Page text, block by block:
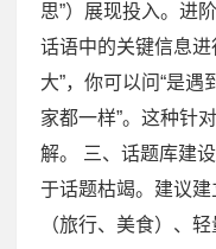
思”）展现投入。进
话语中的关键信息
大”，你可以问“是遇
家都一样”。这种针
解。 三、话题库建
于话题枯竭。建议
（旅行、美食）、